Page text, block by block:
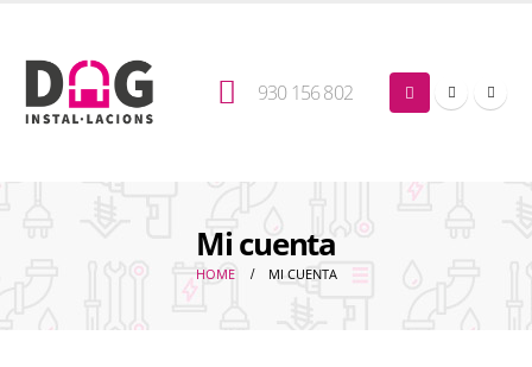
930 156 802
Mi cuenta
HOME MI CUENTA